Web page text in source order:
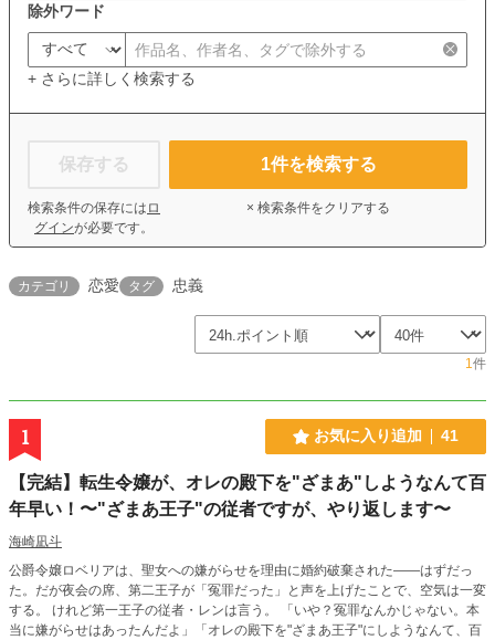
除外ワード
+ さらに詳しく検索する
保存する
検索条件の保存には ロ
グインが必要です。
1件を検索する
× 検索条件をクリアする
カテゴリ 恋愛 タグ 忠義
1件
1 お気に入り追加 41
【完結】転生令嬢が、オレの殿下を"ざまあ"しようなんて百
年早い！〜"ざまあ王子"の従者ですが、やり返します〜
海崎凪斗
公爵令嬢ロベリアは、聖女への嫌がらせを理由に婚約破棄された――はずだっ
た。だが夜会の席、第二王子が「冤罪だった」と声を上げたことで、空気は一変
する。 けれど第一王子の従者・レンは言う。 「いや？冤罪なんかじゃない。本
当に嫌がらせはあったんだよ」「オレの殿下を"ざまあ王子"にしようなんて、百